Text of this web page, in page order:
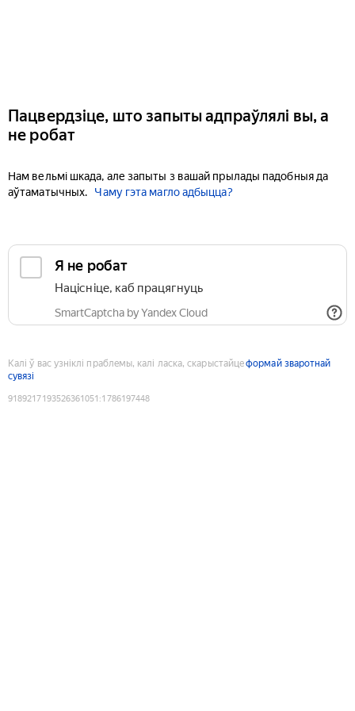
Пацвердзіце, што запыты адпраўлялі вы, а
не робат
Нам вельмі шкада, але запыты з вашай прылады падобныя да
аўтаматычных.
Чаму гэта магло адбыцца?
Я не робат
Націсніце, каб працягнуць
SmartCaptcha by Yandex Cloud
Калі ў вас узніклі праблемы, калі ласка, скарыстайцеформай зваротнай
сувязі
9189217193526361051 :1786197448